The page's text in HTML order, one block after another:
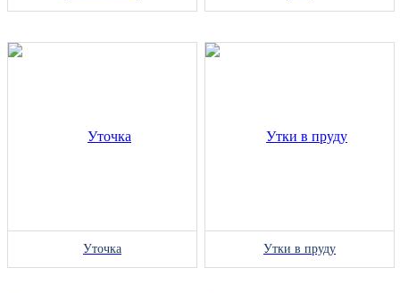
Уточка Утки в пруду